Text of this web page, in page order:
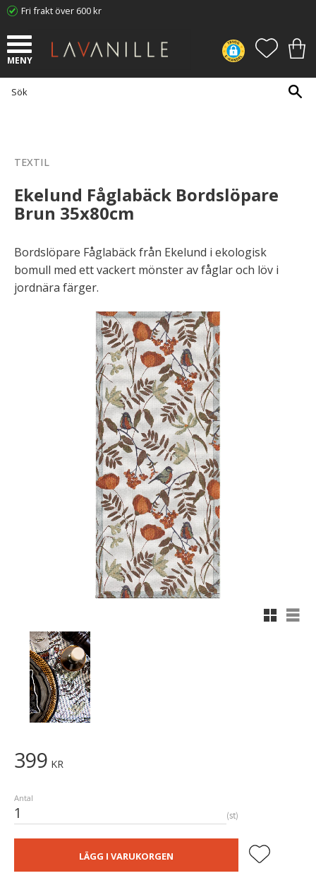
Fri frakt över 600 kr
TEXTIL
Ekelund Fåglabäck Bordslöpare
Brun 35x80cm
Bordslöpare Fåglabäck från Ekelund i ekologisk
bomull med ett vackert mönster av fåglar och löv i
jordnära färger.
399 KR
Antal
st
LÄGG I VARUKORGEN Lägg till i